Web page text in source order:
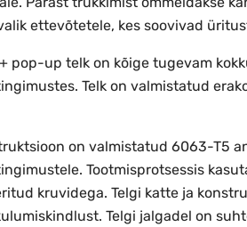
ettevõtetele, kes soovivad
pop-up telk on kõige tugevam
Telk on valmistatud
on valmistatud 6063-T5
Tootmisprotsessis
kruvidega. Telgi katte ja
Telgi jalgadel on